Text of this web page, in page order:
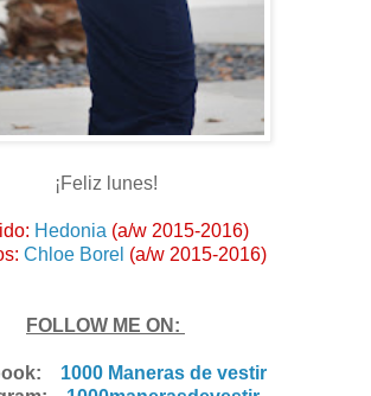
¡Feliz lunes!
Hedonia (a/w 2015-2016)
Chloe Borel (a/w 2015-2016)
FOLLOW ME ON:
1000 Maneras de vestir